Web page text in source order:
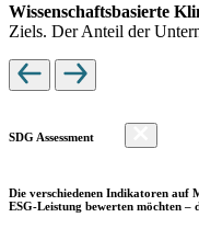
Wissenschaftsbasierte
Ziels. Der Anteil der
SDG Assessment
Die verschiedenen Indikatoren auf
ESG-Leistung bewerten möchten –